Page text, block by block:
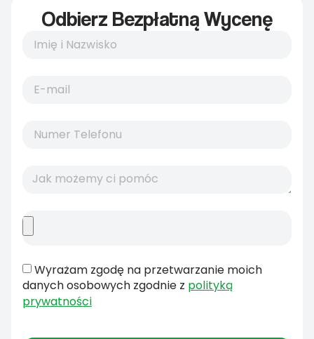
Odbierz Bezpłatną Wycenę
Wyrażam zgodę na przetwarzanie moich
danych osobowych zgodnie z polityką
prywatności